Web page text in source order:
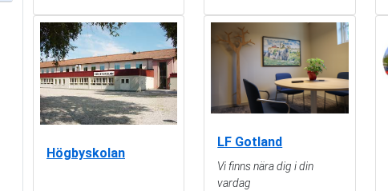
Högbyskolan
LF Gotland
Vi finns nära dig i din
vardag